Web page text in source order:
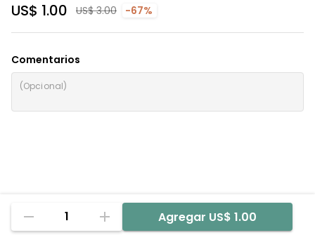
US$ 1.00 US$ 3.00 -67%
Comentarios
1 Agregar US$ 1.00